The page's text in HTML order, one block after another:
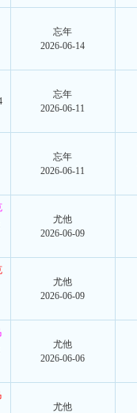
忘年
2026-06-14
忘年
2026-06-11
忘年
2026-06-11
尤他
2026-06-09
尤他
2026-06-09
尤他
2026-06-06
尤他